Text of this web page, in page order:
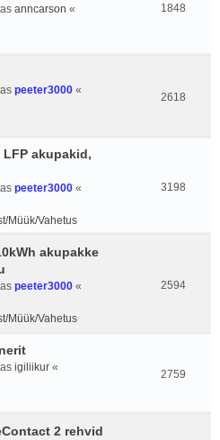
anncarson «
1848
peeter3000 «
2618
akupakid,
peeter3000 «
Müük/Vahetus
3198
akupakke
peeter3000 «
Müük/Vahetus
2594
igiliikur «
2759
2 rehvid